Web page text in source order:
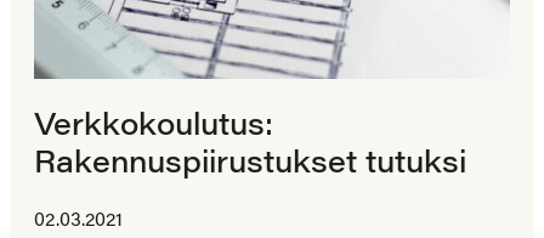
Verkkokoulutus:
Rakennuspiirustukset tutuksi
02.03.2021